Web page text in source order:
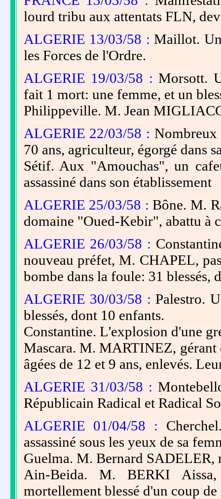
lourd tribu aux attentats FLN,
ALGERIE 13/03/58 : Maillot.
les Forces de l'Ordre.
ALGERIE 19/03/58 : Morsott.
fait 1 mort: une femme, et un
Philippeville. M. Jean
ALGERIE 22/03/58 : Nombreux
70 ans, agriculteur, égorgé dans
Sétif. Aux "Amouchas", un
assassiné dans son établissement
ALGERIE 25/03/58 : Bône. M.
domaine "Oued-Kebir", abattu à
ALGERIE 26/03/58 :
nouveau préfet, M. CHAPEL,
bombe dans la foule: 31 blessés,
ALGERIE 30/03/58 : Palestro.
blessés, dont 10 enfants.
Constantine. L'explosion d'une
Mascara. M. MARTINEZ, gérant
âgées de 12 et 9 ans, enlevés.
ALGERIE 31/03/58 :
Républicain Radical et Radical
ALGERIE 01/04/58 :
assassiné sous les yeux de sa
Guelma. M. Bernard
Ain-Beida. M. BERKI Aissa,
mortellement blessé d'un coup de